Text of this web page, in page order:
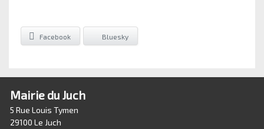
Facebook Bluesky
Mairie du Juch
5 Rue Louis Tymen
29100 Le Juch